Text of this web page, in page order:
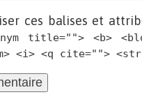
ces balises et
title=""> <b>
<i> <q cite="">